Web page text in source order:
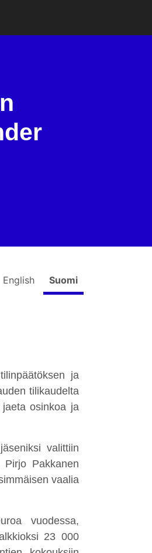
English
Suomi
ja
tilikaudelta
osinkoa ja
valittiin
Pakkanen
vaalia
vuodessa,
23 000